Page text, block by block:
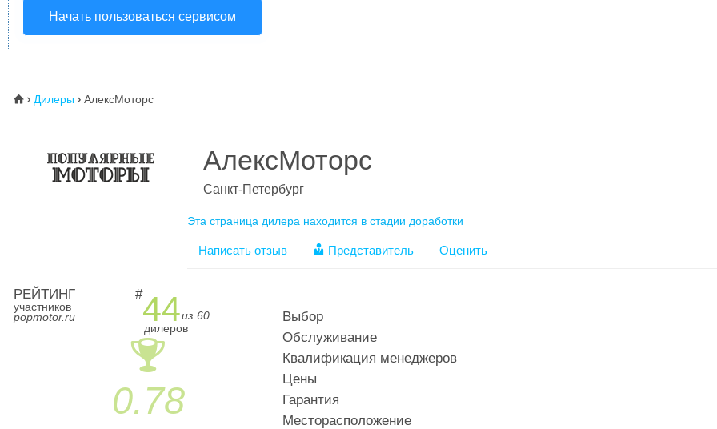
Начать пользоваться сервисом
⌂  Дилеры  АлексМоторс
АлексМоторс
Санкт-Петербург
Эта страница дилера находится в стадии доработки
Написать отзыв Представитель Оценить
РЕЙТИНГ
участников
popmotor.ru
#44из 60
дилеров
🏆
0.78
Выбор
Обслуживание
Квалификация менеджеров
Цены
Гарантия
Месторасположение